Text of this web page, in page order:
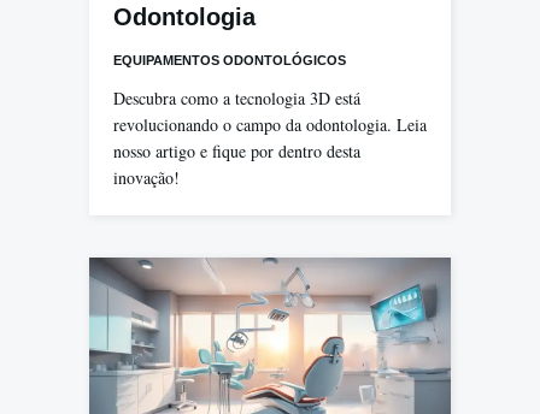
Odontologia
EQUIPAMENTOS ODONTOLÓGICOS
Descubra como a tecnologia 3D está
revolucionando o campo da odontologia. Leia
nosso artigo e fique por dentro desta
inovação!